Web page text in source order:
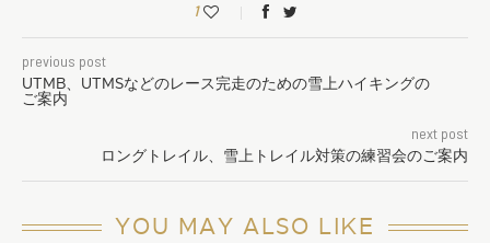
1
previous post
UTMB、UTMSなどのレース完走のための雪上ハイキングの
ご案内
next post
ロングトレイル、雪上トレイル対策の練習会のご案内
YOU MAY ALSO LIKE